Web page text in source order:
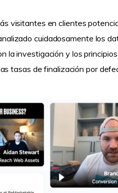
visitantes en clientes
cuidadosamente los
la investigación y los
tasas de finalización por